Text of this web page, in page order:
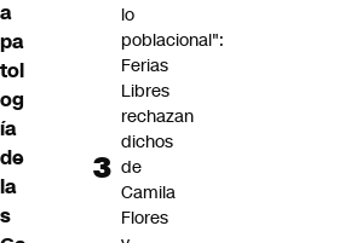
a
pa
tol
og
ía
de
la
s
lo
poblacional":
Ferias
Libres
rechazan
dichos
de
Camila
Flores